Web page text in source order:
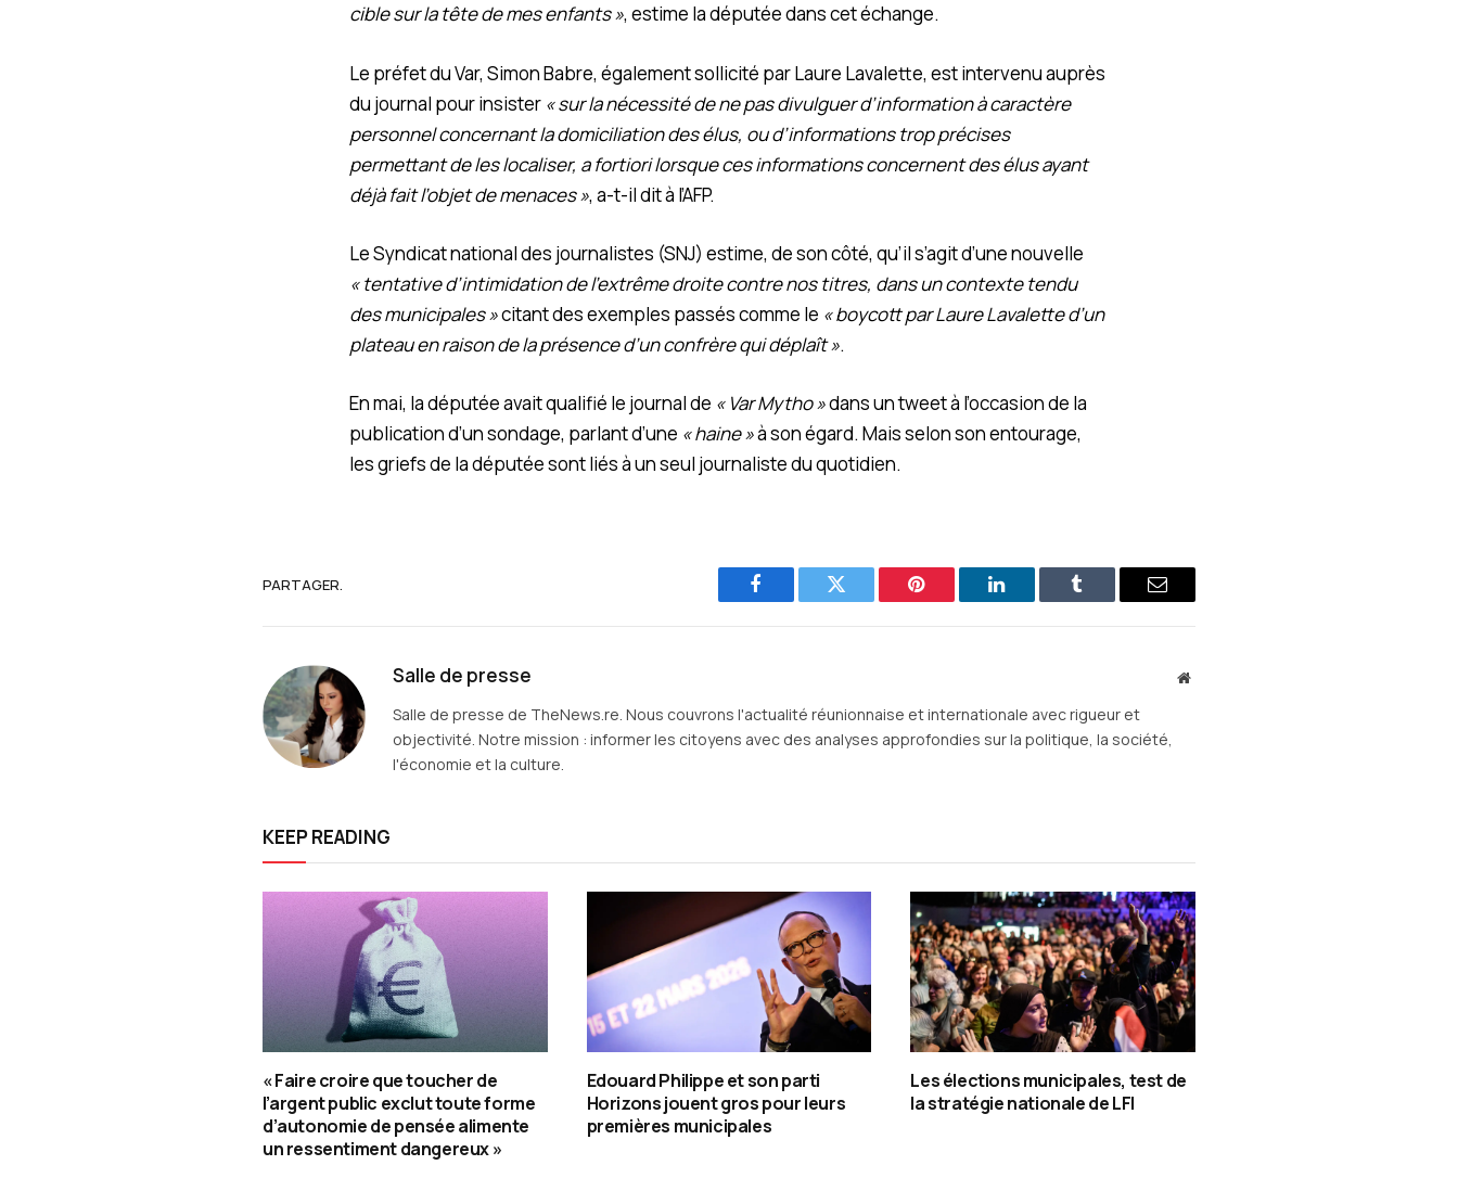
cible sur la tête de mes enfants », estime la députée dans cet échange.
Le préfet du Var, Simon Babre, également sollicité par Laure Lavalette, est intervenu auprès
du journal pour insister « sur la nécessité de ne pas divulguer d’information à caractère
personnel concernant la domiciliation des élus, ou d’informations trop précises
permettant de les localiser, a fortiori lorsque ces informations concernent des élus ayant
déjà fait l’objet de menaces », a-t-il dit à l’AFP.
Le Syndicat national des journalistes (SNJ) estime, de son côté, qu’il s’agit d’une nouvelle
« tentative d’intimidation de l’extrême droite contre nos titres, dans un contexte tendu
des municipales »citant des exemples passés comme le « boycott par Laure Lavalette d’un
plateau en raison de la présence d’un confrère qui déplaît ».
En mai, la députée avait qualifié le journal de « Var Mytho »dans un tweet à l’occasion de la
publication d’un sondage, parlant d’une « haine »à son égard. Mais selon son entourage,
les griefs de la députée sont liés à un seul journaliste du quotidien.
PARTAGER.
Facebook Twitter Pinterest LinkedIn Tumblr
E-
Salle de presse
Site
Salle de presse de TheNews.re. Nous couvrons l'actualité réunionnaise et internationale avec rigueur et
objectivité. Notre mission : informer les citoyens avec des analyses approfondies sur la politique, la société,
l'économie et la culture.
KEEP READING
« Faire croire que toucher de
l’argent public exclut toute forme
d’autonomie de pensée alimente
un ressentiment dangereux »
Edouard Philippe et son parti
Horizons jouent gros pour leurs
premières municipales
Les élections municipales, test de
la stratégie nationale de LFI